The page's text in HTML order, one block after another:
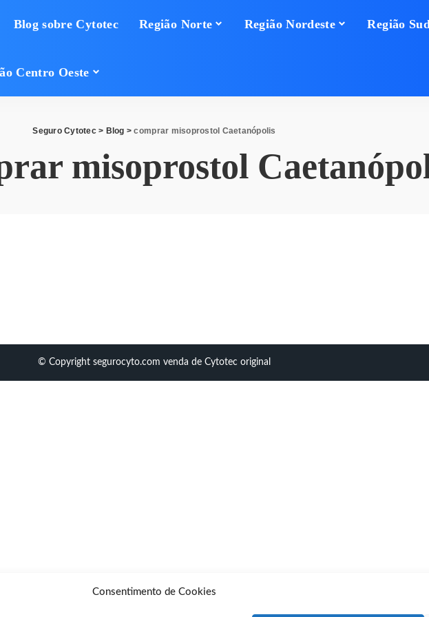
Consentimento de Cookies
Blog sobre Cytotec Região Norte Região Nordeste Região
Centro Oeste
Seguro Cytotec> Blog >comprar misoprostol Caetanópolis
misoprostol
© Copyright segurocyto.com venda de Cytotec original